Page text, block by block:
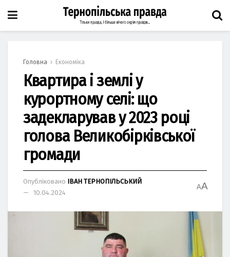
Головна Економіка
Квартира і землі у
курортному селі: що
задекларував у 2023 році
голова Великобірківської
громади
Опубліковано ІВАН ТЕРНОПІЛЬСЬКИЙ
10.04.2024
AA